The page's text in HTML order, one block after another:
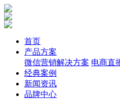
首页
产品方案
微信营销解决方案 电商直
经典案例
新闻资讯
品牌中心